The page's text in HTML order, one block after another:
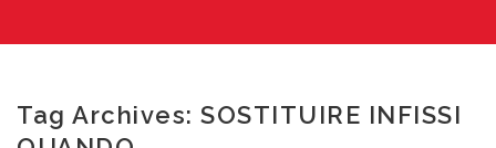
Legno
Porte
ARREDI SU MISURA
Tag Archives: SOSTITUIRE INFISSI